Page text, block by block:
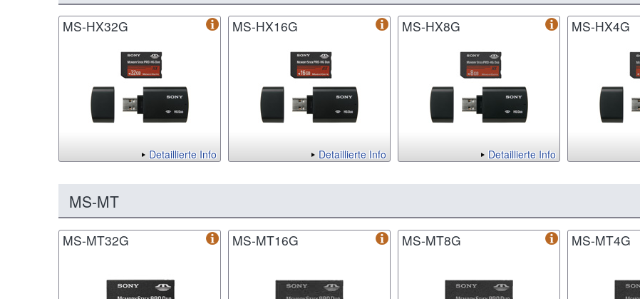
MS-HX32G
Detaillierte Info
MS-HX16G
Detaillierte Info
MS-HX8G
Detaillierte Info
MS-HX4G
MS-MT
MS-MT32G MS-MT16G MS-MT8G MS-MT4G